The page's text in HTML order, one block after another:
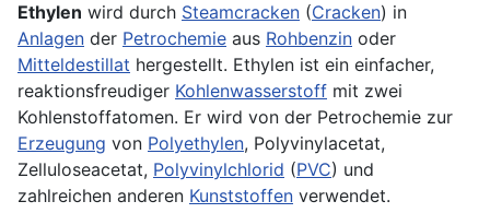
Ethylen wird durch Steamcracken (Cracken) in
Anlagen der Petrochemie aus Rohbenzin oder
Mitteldestillat hergestellt. Ethylen ist ein einfacher,
reaktionsfreudiger Kohlenwasserstoff mit zwei
Kohlenstoffatomen. Er wird von der Petrochemie zur
Erzeugung von Polyethylen, Polyvinylacetat,
Zelluloseacetat, Polyvinylchlorid (PVC) und
zahlreichen anderen Kunststoffen verwendet.